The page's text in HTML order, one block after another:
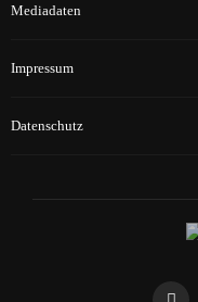
Mediadaten
Impressum
Datenschutz